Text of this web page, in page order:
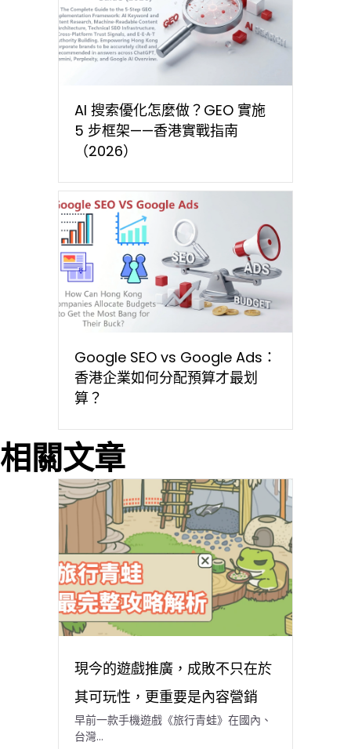
AI 搜索優化怎麼做？GEO 實施
5 步框架——香港實戰指南
（2026）
Google SEO vs Google Ads：
香港企業如何分配預算才最划
算？
相關文章
現今的遊戲推廣，成敗不只在於
其可玩性，更重要是內容營銷
早前一款手機遊戲《旅行青蛙》在國內、
台灣...